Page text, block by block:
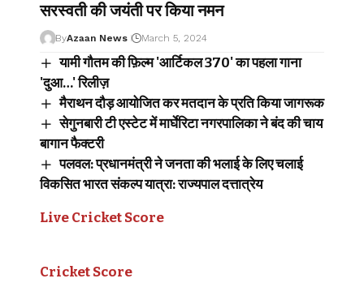
सरस्वती की जयंती पर किया नमन
ByAzaan News March 5, 2024
यामी गौतम की फ़िल्म 'आर्टिकल 370' का पहला गाना
'दुआ…' रिलीज़
मैराथन दौड़ आयोजित कर मतदान के प्रति किया जागरूक
सेगुनबारी टी एस्टेट में मार्घेरिटा नगरपालिका ने बंद की चाय
बागान फैक्टरी
पलवल: प्रधानमंत्री ने जनता की भलाई के लिए चलाई
विकसित भारत संकल्प यात्रा: राज्यपाल दत्तात्रेय
Live Cricket Score
Cricket Score